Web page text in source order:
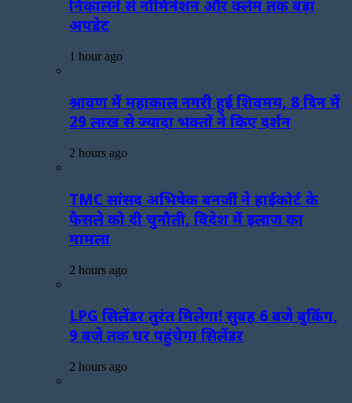
निकालने से नॉमिनेशन और क्लेम तक बड़ा
अपडेट
1 hour ago
श्रावण में महाकाल नगरी हुई शिवमय, 8 दिन में
29 लाख से ज्यादा भक्तों ने किए दर्शन
2 hours ago
TMC सांसद अभिषेक बनर्जी ने हाईकोर्ट के
फैसले को दी चुनौती, विदेश में इलाज का
मामला
2 hours ago
LPG सिलेंडर तुरंत मिलेगा! सुबह 6 बजे बुकिंग,
9 बजे तक घर पहुंचेगा सिलेंडर
2 hours ago